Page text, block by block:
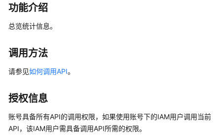
务
告
产
介
数
功能介绍
总览统计信息。
调用方法
请参见如何调用API。
授权信息
账号具备所有API的调用权限，如果使用账号下的IAM用户调用当前
API，该IAM用户需具备调用API所需的权限。